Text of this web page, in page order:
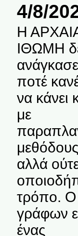
4/8/
Η
ΙΘΩΜΗ
ανάγκασε
ποτέ
να κάνει
με
αλλά
τρόπο. Ο
γράφων
ένας